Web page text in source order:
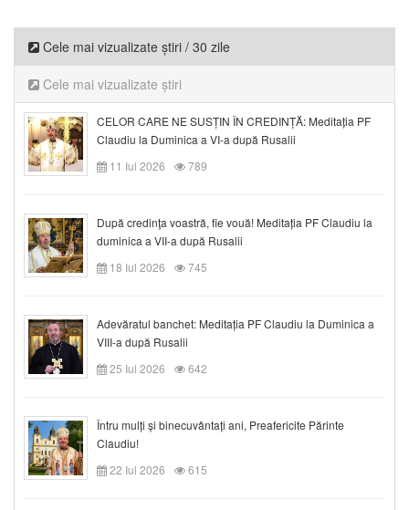
Cele mai vizualizate știri / 30 zile
Cele mai vizualizate știri
CELOR CARE NE SUSȚIN ÎN CREDINȚĂ: Meditația PF
Claudiu la Duminica a VI-a după Rusalii
11 Iul 2026
789
După credinţa voastră, fie vouă! Meditația PF Claudiu la
duminica a VII-a după Rusalii
18 Iul 2026
745
Adevăratul banchet: Meditația PF Claudiu la Duminica a
VIII-a după Rusalii
25 Iul 2026
642
Întru mulți și binecuvântați ani, Preafericite Părinte
Claudiu!
22 Iul 2026
615